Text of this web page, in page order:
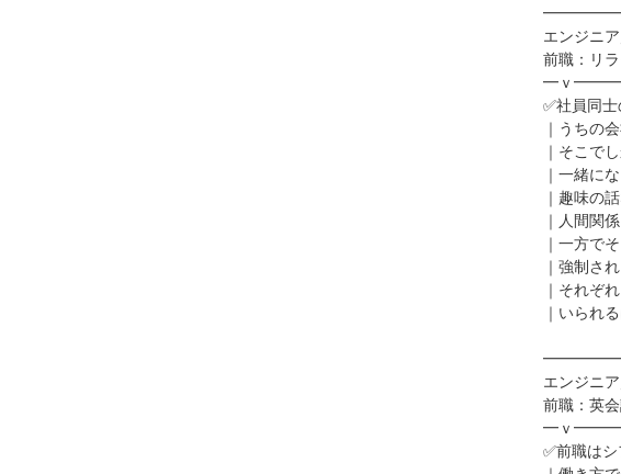
エンジニ
前職：リ
━ｖ
✅社員同
｜うちの
｜そこで
｜一緒に
｜趣味の
｜人間関
｜一方で
｜強制さ
｜それぞ
｜いられ
エンジニ
前職：英
━ｖ
✅前職は